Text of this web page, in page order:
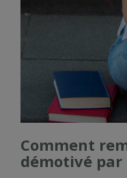
Comment
démotivé par